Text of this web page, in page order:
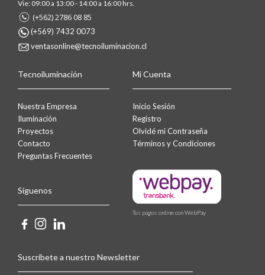
Vie: 09:00 a 13:00 - 14:00 a 16:00 hrs.
(+562) 2786 08 85
(+569) 7432 0073
ventasonline@tecnoiluminacion.cl
Tecnoiluminación
Nuestra Empresa
Iluminación
Proyectos
Contacto
Preguntas Frecuentes
Síguenos
Mi Cuenta
Inicio Sesión
Registro
Olvidé mi Contraseña
Términos y Condiciones
Tus pagos online con WebPay
Suscríbete a nuestro Newsletter